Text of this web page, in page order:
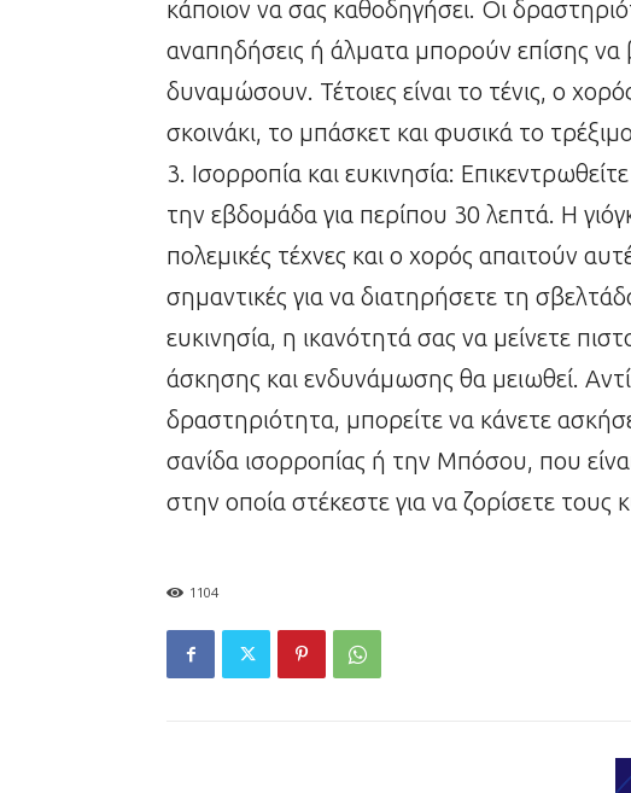
κάποιον να σας καθοδηγήσει. Οι
αναπηδήσεις ή άλματα μπορούν επίσης
δυναμώσουν. Τέτοιες είναι το τένις, ο
σκοινάκι, το μπάσκετ και φυσικά το
3. Ισορροπία και ευκινησία:
την εβδομάδα για περίπου 30 λεπτά. Η
πολεμικές τέχνες και ο χορός απαιτούν
σημαντικές για να διατηρήσετε τη
ευκινησία, η ικανότητά σας να μείνετε
άσκησης και ενδυνάμωσης θα μειωθεί.
δραστηριότητα, μπορείτε να κάνετε
σανίδα ισορροπίας ή την Μπόσου, που
στην οποία στέκεστε για να ζορίσετε
1104